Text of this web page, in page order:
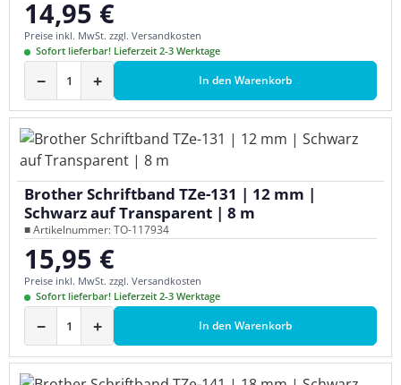
Regulärer Preis:
14,95 €
Preise inkl. MwSt. zzgl. Versandkosten
Sofort lieferbar! Lieferzeit 2-3 Werktage
− + In den Warenkorb
Brother Schriftband TZe-131 | 12 mm |
Schwarz auf Transparent | 8 m
■ Artikelnummer: TO-117934
Regulärer Preis:
15,95 €
Preise inkl. MwSt. zzgl. Versandkosten
Sofort lieferbar! Lieferzeit 2-3 Werktage
− + In den Warenkorb